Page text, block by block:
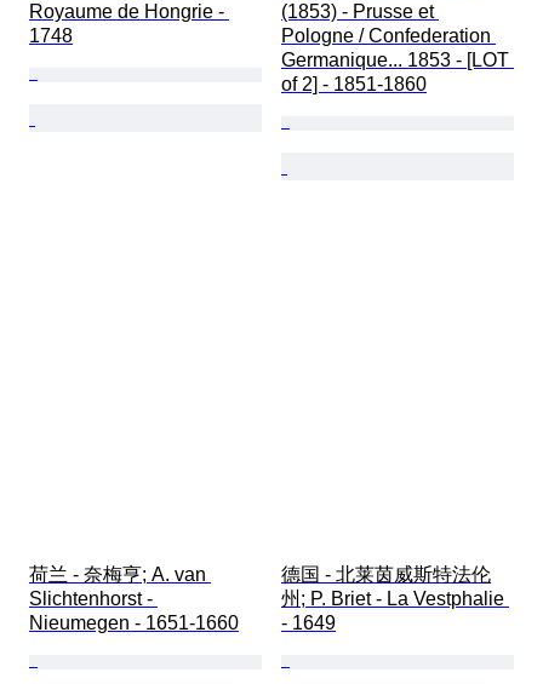
Royaume de Hongrie -
1748
(1853) - Prusse et
Pologne / Confederation
Germanique... 1853 - [LOT
of 2] - 1851-1860
荷兰 - 奈梅亨; A. van
Slichtenhorst -
Nieumegen - 1651-1660
德国 - 北莱茵威斯特法伦
州; P. Briet - La Vestphalie
- 1649